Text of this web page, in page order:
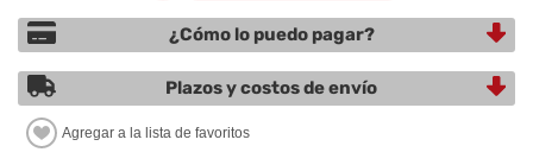
¿Cómo lo puedo pagar?
Plazos y costos de envío